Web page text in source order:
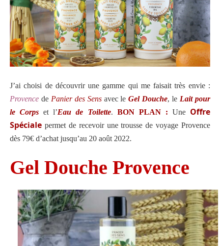
J’ai choisi de découvrir une gamme qui me faisait très envie :
Provence de Panier des Sensavec leGel Douche, le Lait pour
le Corps et l’Eau de Toilette. BON PLAN : Une Offre
Spéciale permet de recevoir une trousse de voyage Provence
dès 79€ d’achat jusqu’au 20 août 2022.
Gel Douche Provence